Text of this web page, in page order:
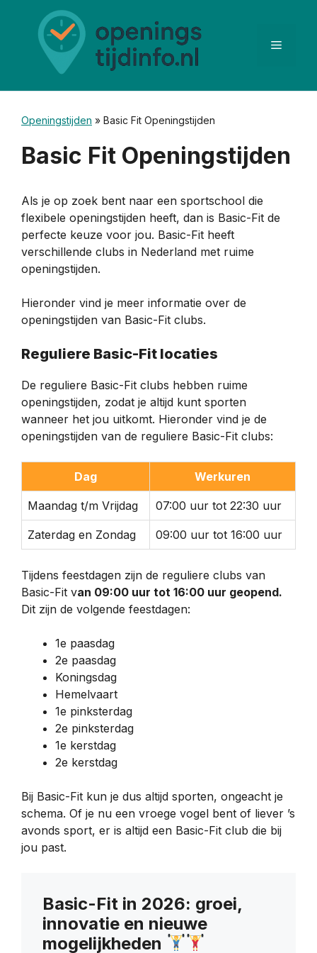
Menu
Openingstijden » Basic Fit Openingstijden
Basic Fit Openingstijden
Als je op zoek bent naar een sportschool die
flexibele openingstijden heeft, dan is Basic-Fit de
perfecte keuze voor jou. Basic-Fit heeft
verschillende clubs in Nederland met ruime
openingstijden.
Hieronder vind je meer informatie over de
openingstijden van Basic-Fit clubs.
Reguliere Basic-Fit locaties
De reguliere Basic-Fit clubs hebben ruime
openingstijden, zodat je altijd kunt sporten
wanneer het jou uitkomt. Hieronder vind je de
openingstijden van de reguliere Basic-Fit clubs:
Dag Werkuren
Maandag t/m Vrijdag 07:00 uur tot 22:30 uur
Zaterdag en Zondag 09:00 uur tot 16:00 uur
Tijdens feestdagen zijn de reguliere clubs van
Basic-Fit van 09:00 uur tot 16:00 uur geopend.
Dit zijn de volgende feestdagen:
1e paasdag
2e paasdag
Koningsdag
Hemelvaart
1e pinksterdag
2e pinksterdag
1e kerstdag
2e kerstdag
Bij Basic-Fit kun je dus altijd sporten, ongeacht je
schema. Of je nu een vroege vogel bent of liever ’s
avonds sport, er is altijd een Basic-Fit club die bij
jou past.
Basic-Fit in 2026: groei,
innovatie en nieuwe
mogelijkheden